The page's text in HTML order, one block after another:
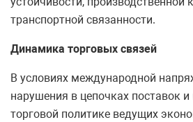
транспортной связанности.
Динамика торговых связей
В условиях международной
нарушения в цепочках поставок
торговой политике ведущих